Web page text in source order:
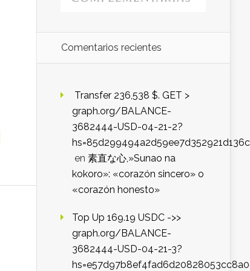
Comentarios recientes
️ Transfer 236,538 $. GET >
graph.org/BALANCE-
3682444-USD-04-21-2?
en 素直な心,»Sunao na
kokoro»: «corazón sincero» o
«corazón honesto»
Top Up 169.19 USDC ->>
graph.org/BALANCE-
3682444-USD-04-21-3?